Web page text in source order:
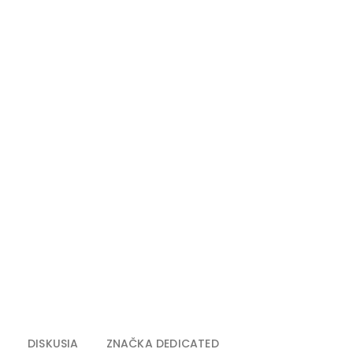
DISKUSIA ZNAČKA DEDICATED